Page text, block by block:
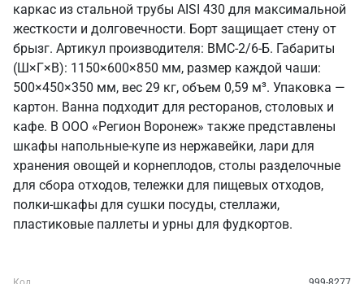
каркас из стальной трубы AISI 430 для максимальной
жесткости и долговечности. Борт защищает стену от
брызг. Артикул производителя: ВМС-2/6-Б. Габариты
(Ш×Г×В): 1150×600×850 мм, размер каждой чаши:
500×450×350 мм, вес 29 кг, объем 0,59 м³. Упаковка —
картон. Ванна подходит для ресторанов, столовых и
кафе. В ООО «Регион Воронеж» также представлены
шкафы напольные-купе из нержавейки, лари для
хранения овощей и корнеплодов, столы разделочные
для сбора отходов, тележки для пищевых отходов,
полки-шкафы для сушки посуды, стеллажи,
пластиковые паллеты и урны для фудкортов.